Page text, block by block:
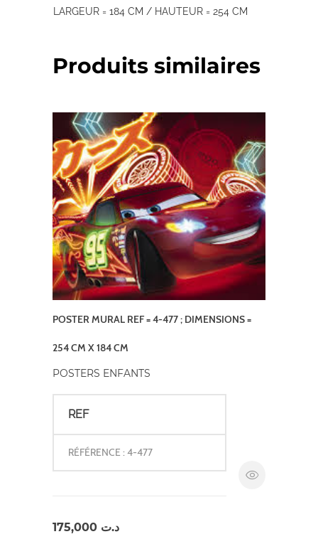
LARGEUR = 184 CM / HAUTEUR = 254 CM
Produits similaires
POSTER MURAL REF = 4-477 ; DIMENSIONS =
254 CM X 184 CM
POSTERS ENFANTS
REF
RÉFÉRENCE : 4-477
د.ت